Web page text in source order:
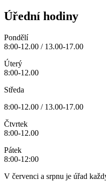
Úřední hodiny
Pondělí
8:00-12.00 / 13.00-17.00
Úterý
8:00-12.00
Středa
8:00-12.00 / 13.00-17.00
Čtvrtek
8:00-12.00
Pátek
8:00-12:00
V červenci a srpnu je úřad